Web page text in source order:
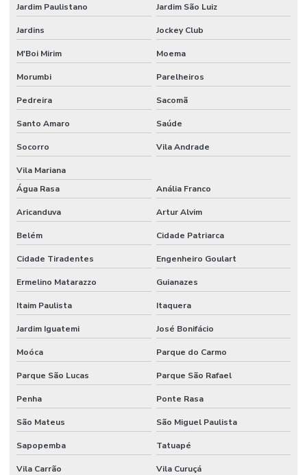
Etiquetas Resinadas
Etiquetas Tag Adesivas Com Cola Para Roupas
Etiquetas Tag De Roupas Com Furinho
Etiquetas Tag Para Impressoras Argox
Etiquetas Tag Para Roupas
Etiquetas Tag Para Roupas Em Santa Catarina
Etiquetas Tag Para Roupas No Rio Grande Do Sul
Fornecedor De Etiqueta De Gondola No Rio Grande Do Sul
Fornecedor De Etiqueta Nylon Resinado
Fornecedor De Etiqueta Nylon Resinado Santa Catarina
Fornecedor De Etiquetas Adesivas Paraná
Fornecedor De Etiquetas Adesivas Sul
Fornecedor De Etiquetas Com Cola Hotmelt
Fornecedor De Etiquetas No Rio Grande Do Sul
Fornecedor De Etiquetas Térmicas Adesivas Em Minas Gerais
Fornecedor De Ribbon Cera No Paraná
Jardim Paulistano Jardim São Luiz
Jardins Jockey Club
M'Boi Mirim Moema
Morumbi Parelheiros
Pedreira Sacomã
Santo Amaro Saúde
Socorro Vila Andrade
Vila Mariana
Água Rasa
Anália Franco
Aricanduva Artur Alvim
Belém Cidade Patriarca
Cidade Tiradentes Engenheiro Goulart
Ermelino Matarazzo Guianazes
Itaim Paulista Itaquera
Jardim Iguatemi José Bonifácio
Moóca Parque do Carmo
Parque São Lucas Parque São Rafael
Penha Ponte Rasa
São Mateus São Miguel Paulista
Sapopemba Tatuapé
Vila Carrão Vila Curuçá